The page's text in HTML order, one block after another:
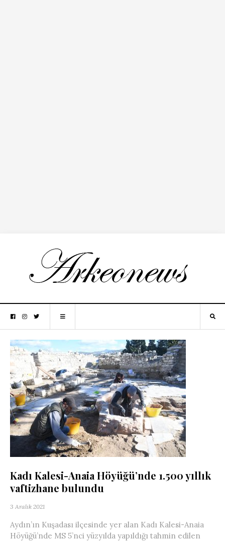
Kadı Kalesi-Anaia Höyüğü’nde 1.500 yıllık
vaftizhane bulundu
3 Aralık 2021
Aydın’ın Kuşadası ilçesinde yer alan Kadı Kalesi-Anaia
Höyüğü’nde MS 5’nci yüzyılda yapıldığı tahmin edilen